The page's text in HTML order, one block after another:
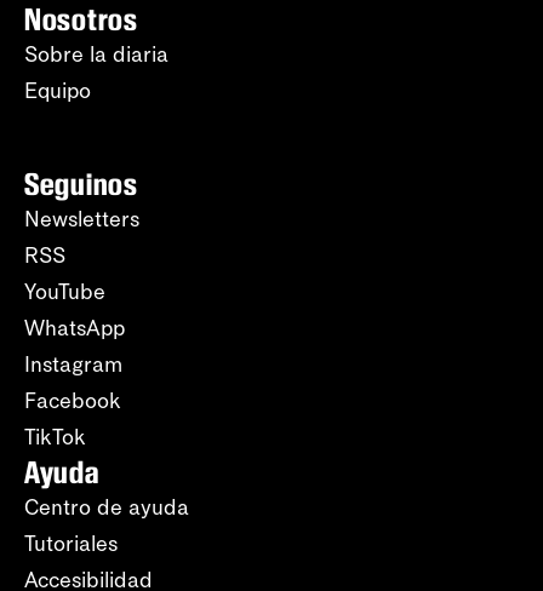
Nosotros
Sobre la diaria
Equipo
Seguinos
Newsletters
RSS
YouTube
WhatsApp
Instagram
Facebook
TikTok
Ayuda
Centro de ayuda
Tutoriales
Accesibilidad